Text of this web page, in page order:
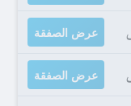
عرض الصفقة
عرض الصفقة